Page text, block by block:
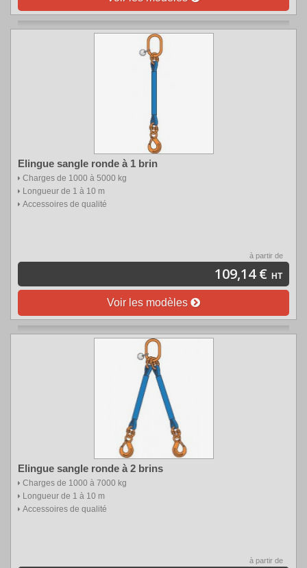
Elingue sangle ronde à 1 brin
Charges de 1000 à 5000 kg
Longueur de 1 à 10 m
Accessoires de qualité
à partir de
109,14 € HT
Voir les modèles
Elingue sangle ronde à 2 brins
Charges de 1000 à 7000 kg
Longueur de 1 à 10 m
Accessoires de qualité
à partir de